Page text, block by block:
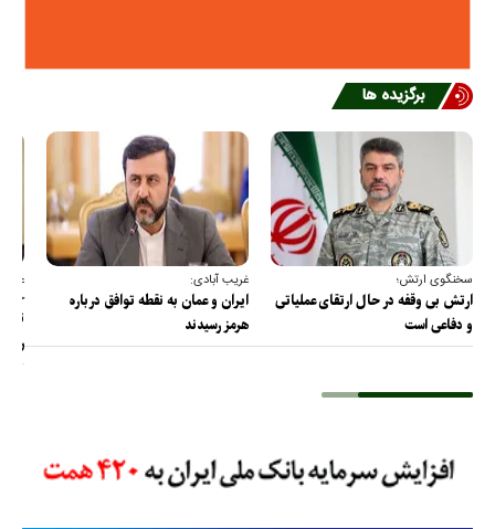
برگزیده ها
سخنگوی ارتش؛
ارتش بی وقفه در حال ارتقای عملیاتی
و دفاعی است
غریب آبادی:
ایران و عمان به نقطه توافق درباره
هرمز رسیدند
عضو
را